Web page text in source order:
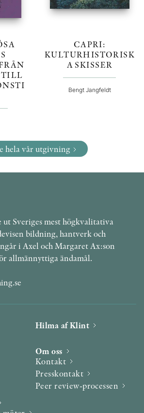
TILL
CAPRI:
KULTURHISTORISK
A SKISSER
Bengt Jangfeldt
hela vår utgivning
Sveriges mest högkvalitativa
bildning, hantverk och
i Axel och Margaret Ax:son
allmännyttiga ändamål.
Hilma af Klint
Om oss
Kontakt
Presskontakt
Peer review-processen